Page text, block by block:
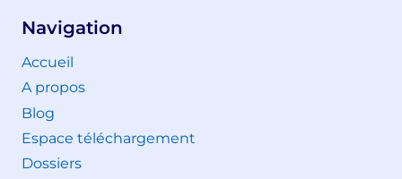
Navigation
Accueil
A propos
Blog
Espace téléchargement
Dossiers